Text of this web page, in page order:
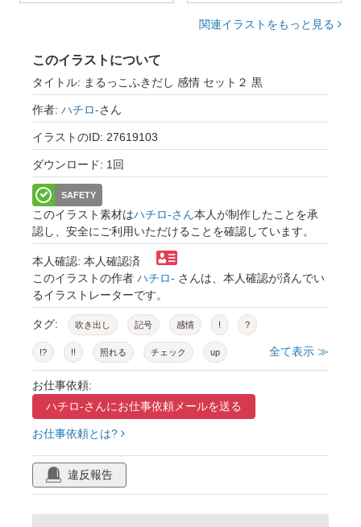
関連イラストをもっと見る
このイラストについて
タイトル: まるっこふきだし 感情 セット２ 黒
作者: ハチロ-さん
イラストのID: 27619103
ダウンロード: 1回
SAFETY
このイラスト素材はハチロ-さん本人が制作したことを承
認し、安全にご利用いただけることを確認しています。
本人確認: 本人確認済
このイラストの作者 ハチロ- さんは、本人確認が済んでい
るイラストレーターです。
タグ: 吹き出し 記号 感情 ! ?
!? !! 照れる チェック up
時間 キラキラ
… 眠る 無言 まとめ セット
主線あり イラスト素材
cm 白背景
かわいい 手描き
ワンポイント 楽しい ゆるい pop
全て表示 ≫
お仕事依頼:
ハチロ-さんにお仕事依頼メールを送る
お仕事依頼とは?
違反報告